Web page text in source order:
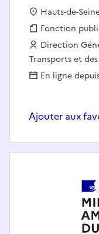
Localisation :
Hauts-de-
Fonction
Fonction
Employeur :
Direction
Transports et
En ligne
Ajouter aux